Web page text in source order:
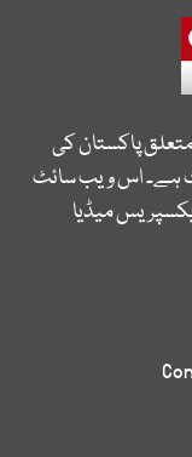
پاکستان کی
ہے۔ اس ویب سائٹ
میڈیا